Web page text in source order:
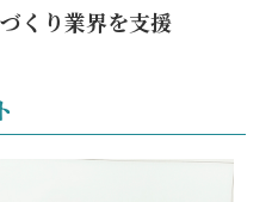
くり業界を支援